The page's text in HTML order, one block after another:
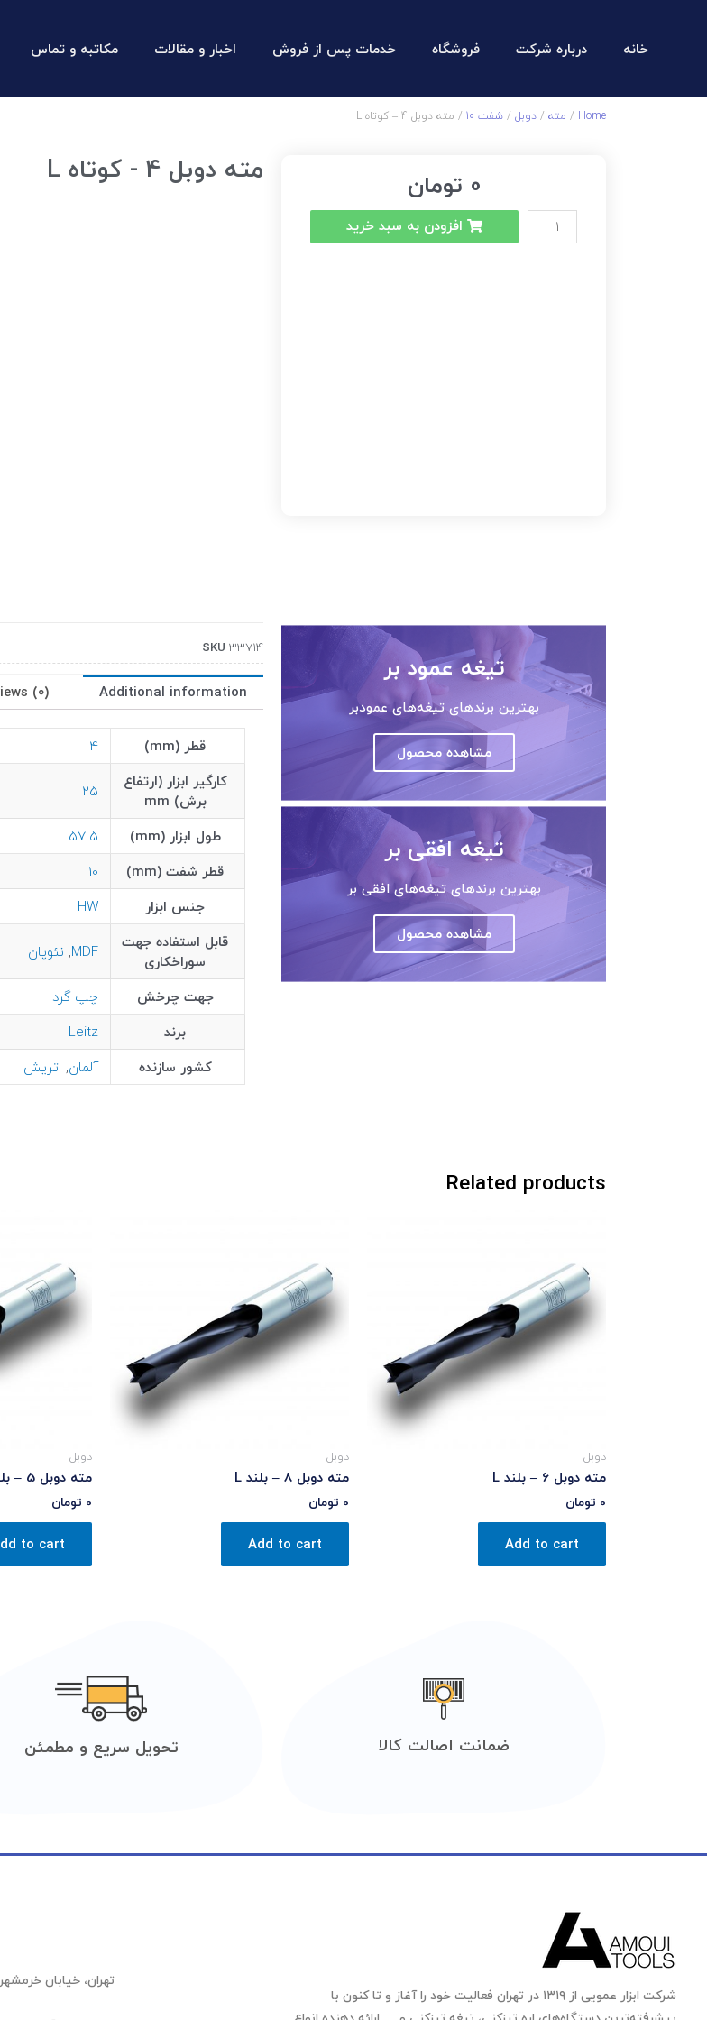
خانه درباره شرکت فروشگاه خدمات پس از فروش اخبار و مقالات مکاتبه و تماس
Home
/ مته /دوبل /شفت 10 / مته دوبل 4 – کوتاه L
0 تومان
افزودن به سبد خرید
مته دوبل 4 - کوتاه L
تیغه عمود بر
بهترین برندهای تیغه‌های عمودبر
مشاهده محصول
تیغه افقی بر
بهترین برندهای تیغه‌های افقی بر
مشاهده محصول
SKU33714
Additional information
(0)
قطر (mm)
4
کارگیر ابزار (ارتفاع
برش) mm
25
طول ابزار (mm)
57.5
قطر شفت (mm)
10
جنس ابزار
HW
قابل استفاده جهت
سوراخکاری
MDF
, نئوپان
جهت چرخش
چپ گرد
برند
Leitz
کشور سازنده
آلمان, اتریش
Related products
دوبل
مته دوبل 6 – بلند L
0 تومان
Add to cart
دوبل
مته دوبل 8 – بلند L
0 تومان
Add to cart
دوبل
مته دوبل 5 – بلند L
0 تومان
to cart
ضمانت اصالت کالا تحویل سریع و مطمئن
شرکت ابزار عمویی از ۱۳۱۹ در تهران فعالیت خود را آغاز و تا کنون با
تهران، خیابان خرمشهر